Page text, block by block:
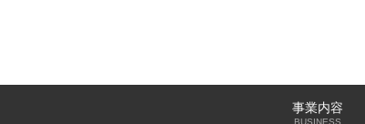
事業内容